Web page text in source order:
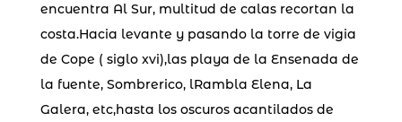
encuentra Al Sur, multitud de calas recortan la
costa.Hacia levante y pasando la torre de vigia
de Cope ( siglo xvi),las playa de la Ensenada de
la fuente, Sombrerico, lRambla Elena, La
Galera, etc,hasta los oscuros acantilados de